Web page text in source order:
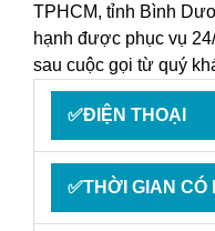
TPHCM, tỉnh Bình
hạnh được phục vụ
sau cuộc gọi từ quý
✅ĐIỆN THOẠI
✅THỜI GIAN CÓ